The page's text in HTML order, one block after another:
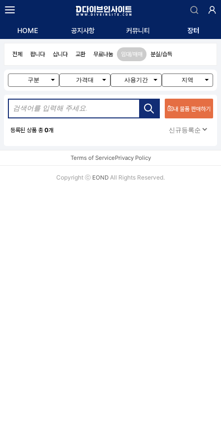
HOME 공지사항 커뮤니티
익명게시판
질문/답변
구인/구직
장터
전체 팝니다 삽니다 교환 무료나눔 임대/매매 분실/습득
구분 가격대 사용기간 지역
내 물품 판매하기
등록된 상품 총0개
Terms of ServicePrivacy Policy
Copyright ⓒ EOND All Rights Reserved.